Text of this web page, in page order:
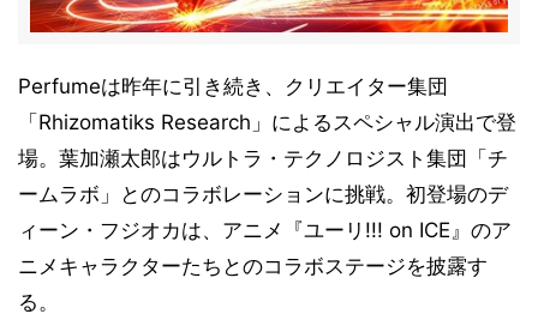
Perfumeは昨年に引き続き、クリエイター集団
「Rhizomatiks Research」によるスペシャル演出で登
場。葉加瀬太郎はウルトラ・テクノロジスト集団「チ
ームラボ」とのコラボレーションに挑戦。初登場のデ
ィーン・フジオカは、アニメ『ユーリ!!! on ICE』のア
ニメキャラクターたちとのコラボステージを披露す
る。